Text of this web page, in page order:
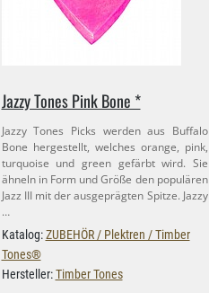
Jazzy Tones Pink Bone *
Jazzy Tones Picks werden aus Buffalo
Bone hergestellt, welches orange, pink,
turquoise und green gefärbt wird. Sie
ähneln in Form und Größe den populären
Jazz III mit der ausgeprägten Spitze. Jazzy
…
Katalog:ZUBEHÖR / Plektren / Timber
Tones®
Hersteller:Timber Tones